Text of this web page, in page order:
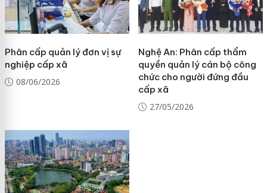
Phân cấp quản lý đơn vị sự
nghiệp cấp xã
08/06/2026
Nghệ An: Phân cấp thẩm
quyền quản lý cán bộ công
chức cho người đứng đầu
cấp xã
27/05/2026